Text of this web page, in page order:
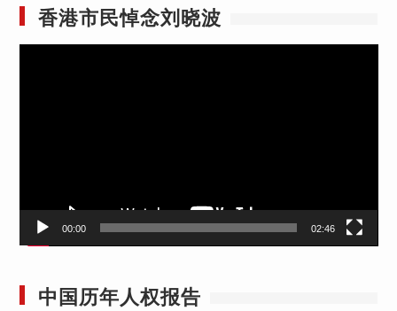
香港市民悼念刘晓波
00:00 02:46
中国历年人权报告